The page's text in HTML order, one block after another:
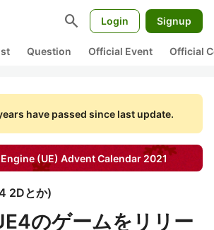
search Login Signup
Question Official Event Official
have passed since last update.
(UE) Advent Calendar2021
2Dとか)
のゲームをリリー